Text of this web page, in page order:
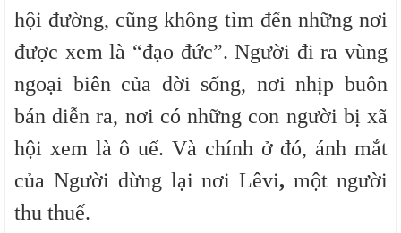
hội đường, cũng không tìm đến những nơi
được xem là “đạo đức”. Người đi ra vùng
ngoại biên của đời sống, nơi nhịp buôn
bán diễn ra, nơi có những con người bị xã
hội xem là ô uế. Và chính ở đó, ánh mắt
của Người dừng lại nơi Lêvi, một người
thu thuế.